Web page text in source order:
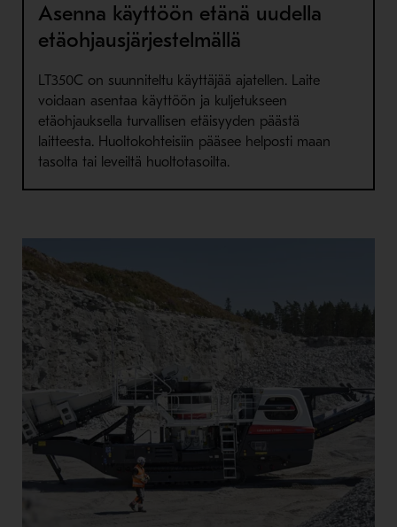
Asenna käyttöön etänä uudella
etäohjausjärjestelmällä
LT350C on suunniteltu käyttäjää ajatellen. Laite
voidaan asentaa käyttöön ja kuljetukseen
etäohjauksella turvallisen etäisyyden päästä
laitteesta. Huoltokohteisiin pääsee helposti maan
tasolta tai leveiltä huoltotasoilta.